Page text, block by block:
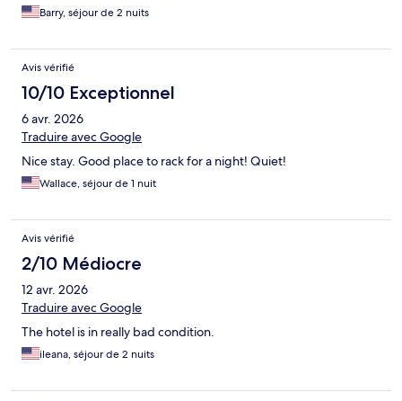
Barry, séjour de 2 nuits
Avis vérifié
10/10 Exceptionnel
6 avr. 2026
Traduire avec Google
Nice stay. Good place to rack for a night! Quiet!
Wallace, séjour de 1 nuit
Avis vérifié
2/10 Médiocre
12 avr. 2026
Traduire avec Google
The hotel is in really bad condition.
ileana, séjour de 2 nuits